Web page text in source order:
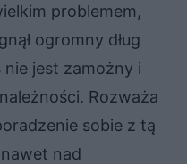
problemem,
ogromny dług
nie jest zamożny i
Rozważa
sobie z tą
nad